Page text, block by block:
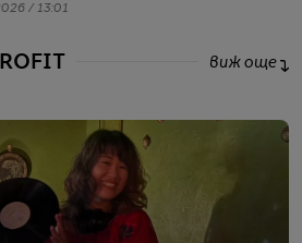
/ 13:01
виж още